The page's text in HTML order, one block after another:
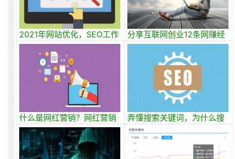
2021年网站优化，SEO工作
怎么做，面临挑战有哪些？
分享互联网创业12条网赚经
验
什么是网红营销？网红营销
的七大步骤
弄懂搜索关键词，为什么搜
索流量都隐藏在关键词里？